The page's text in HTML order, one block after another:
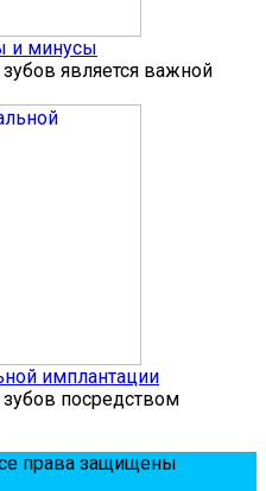
и минусы
является важной
имплантации
посредством
права защищены